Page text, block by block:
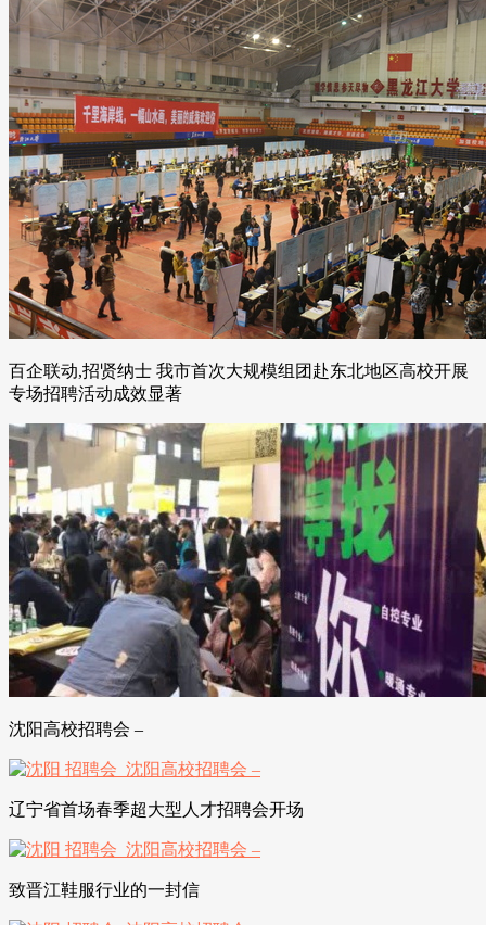
百企联动,招贤纳士 我市首次大规模组团赴东北地区高校开展
专场招聘活动成效显著
沈阳高校招聘会 –
辽宁省首场春季超大型人才招聘会开场
致晋江鞋服行业的一封信